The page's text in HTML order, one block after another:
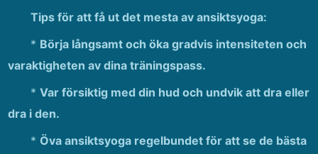
Tips för att få ut det mesta av ansiktsyoga:
* Börja långsamt och öka gradvis intensiteten och
varaktigheten av dina träningspass.
*Var försiktig med din hud och undvik att dra eller
dra i den.
* Öva ansiktsyoga regelbundet för att se de bästa